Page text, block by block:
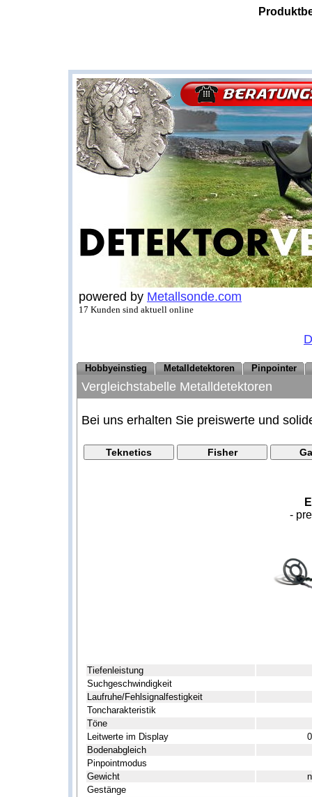
powered by Metallsonde.com
17 Kunden sind aktuell online
Hobbyeinstieg Metalldetektoren Pinpointer
Vergleichstabelle Metalldetektoren
Bei uns erhalten Sie preiswerte und
-
Tiefenleistung
Suchgeschwindigkeit
Laufruhe/Fehlsignalfestigkeit
Toncharakteristik
Töne
Leitwerte im Display
Bodenabgleich
Pinpointmodus
Gewicht
Gestänge